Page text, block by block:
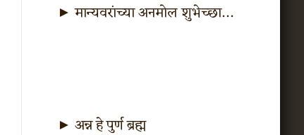
► मान्यवरांच्या अनमोल शुभेच्छा…
► अन्न हे पुर्ण ब्रह्म